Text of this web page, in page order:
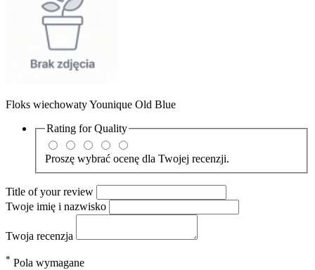
Floks wiechowaty Younique Old Blue
Rating forQuality
Proszę wybrać ocenę dla Twojej recenzji.
Title of your review
Twoje imię i nazwisko
Twoja recenzja
* Pola wymagane